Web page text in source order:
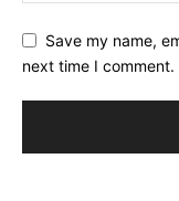
Save my name,
next time I comment.